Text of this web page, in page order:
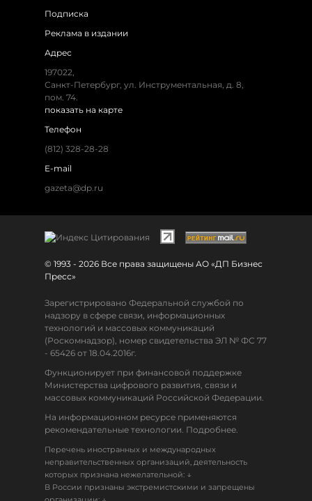
Подписка
Реклама в издании
Адрес
197022,
Санкт-Петербург, ул. Инструментальная, д. 8,
пом. 74.
показать на карте
Телефон
(812) 328-28-28
E-mail
gazeta@dp.ru
© 1993 - 2026 Все права защищены АО «ДП Бизнес
Пресс»
Зарегистрировано Федеральной службой по
надзору в сфере связи, информационных
технологий и массовых коммуникаций
(Роскомнадзор), номер свидетельства ЭЛ № ФС 77
- 65426 от 18.04.2016г.
Функционирует при финансовой поддержке
Министерства цифрового развития, связи и
массовых коммуникаций Российской Федерации.
На информационном ресурсе применяются
рекомендательные технологии. Подробнее.
Перечень иностранных и международных
неправительственных организаций, деятельность
которых признана нежелательной: ↓
В России признаны экстремистскими и запрещены